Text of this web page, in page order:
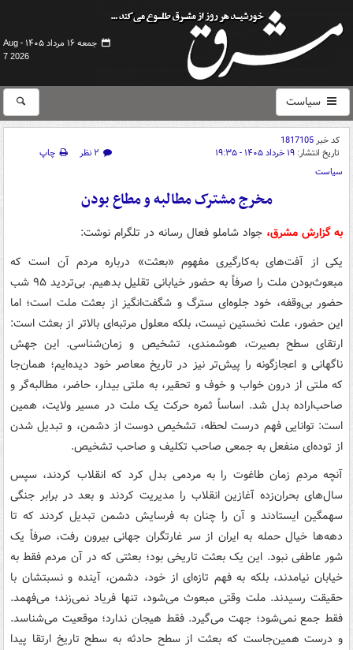
جمعه ۱۶ مرداد ۱۴۰۵ -
Aug
7 2026
سیاست
کد خبر1817105
تاریخ انتشار: ۱۹ خرداد ۱۴۰۵ - ۱۹:۳۵ ۲ نظر
چاپ
سیاست
مخرج مشترک مطالبه و مطاع بودن
به گزارش مشرق، جواد شاملو فعال رسانه در تلگرام نوشت:
یکی از آفت‌های به‌کارگیری مفهوم «بعثت» درباره مردم آن است که
مبعوث‌بودن ملت را صرفاً به حضور خیابانی تقلیل بدهیم. بی‌تردید ۹۵ شب
حضور بی‌وقفه، خود جلوه‌ای سترگ و شگفت‌انگیز از بعثت ملت است؛ اما
این حضور، علت نخستین نیست، بلکه معلول مرتبه‌ای بالاتر از بعثت است:
ارتقای سطح بصیرت، هوشمندی، تشخیص و زمان‌شناسی. این جهش
ناگهانی و اعجازگونه را پیش‌تر نیز در تاریخ معاصر خود دیده‌ایم؛ همان‌جا
که ملتی از درون خواب و خوف و تحقیر، به ملتی بیدار، حاضر، مطالبه‌گر و
صاحب‌اراده بدل شد. اساساً ثمره حرکت یک ملت در مسیر ولایت، همین
است: توانایی فهم درست لحظه، تشخیص دوست از دشمن، و تبدیل شدن
از توده‌ای منفعل به جمعی صاحب تکلیف و صاحب تشخیص.
آنچه مردمِ زمان طاغوت را به مردمی بدل کرد که انقلاب کردند، سپس
سال‌های بحران‌زده آغازین انقلاب را مدیریت کردند و بعد در برابر جنگی
سهمگین ایستادند و آن را چنان به فرسایش دشمن تبدیل کردند که تا
دهه‌ها خیال حمله به ایران از سر غارتگران جهانی بیرون رفت، صرفاً یک
شور عاطفی نبود. این یک بعثت تاریخی بود؛ بعثتی که در آن مردم فقط به
خیابان نیامدند، بلکه به فهم تازه‌ای از خود، دشمن، آینده و نسبتشان با
حقیقت رسیدند. ملت وقتی مبعوث می‌شود، تنها فریاد نمی‌زند؛ می‌فهمد.
فقط جمع نمی‌شود؛ جهت می‌گیرد. فقط هیجان ندارد؛ موقعیت می‌شناسد.
و درست همین‌جاست که بعثت از سطح حادثه به سطح تاریخ ارتقا پیدا